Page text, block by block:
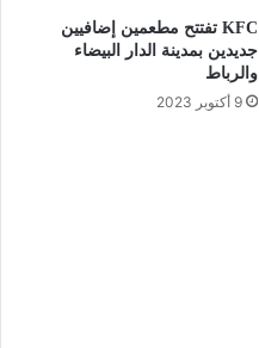
KFC تفتتح مطعمين إضافيين
جديدين بمدينة الدار البيضاء
والرباط
9 أكتوبر 2023